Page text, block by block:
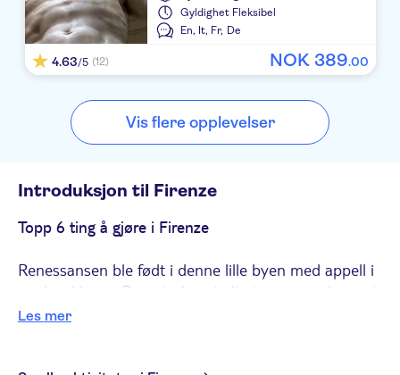
Hotel Lancelot
Residenza Spirito Santo Roma
Hotel Zone
Imperium Suite Navona
Hotel Golden
Best Western Hotel President
Harry's Bar Trevi Hotel & Restaurant
Gyldighet Fleksibel
En, It, Fr, De
4.63/5 (12) NOK 389.00
Vis flere opplevelser
Introduksjon til Firenze
Topp 6 ting å gjøre i Firenze
Renessansen ble født i denne lille byen med appell i
verdensklasse. Den gir deg et glimt av en av de mest
kulturelle og kunstneriske periodene i vår historie. Å
Les mer